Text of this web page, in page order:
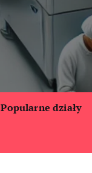
Popularne działy